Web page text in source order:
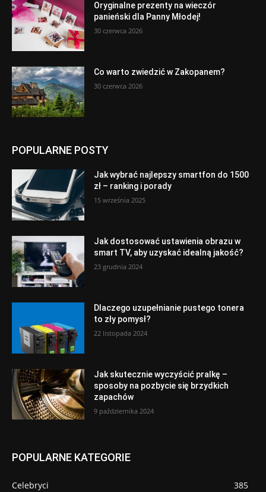
Oryginalne prezenty na wieczór
panieński dla Panny Młodej!
30 czerwca 2026
Co warto zwiedzić w Zakopanem?
30 czerwca 2026
POPULARNE POSTY
Jak wybrać najlepszy smartfon do 1500
zł – ranking i porady
15 września 2025
Jak dostosować ustawienia obrazu w
smart TV, aby uzyskać idealną jakość?
23 grudnia 2024
Dlaczego uzupełnianie pustego tonera
to zły pomysł?
22 listopada 2024
Jak skutecznie wyczyścić pralkę –
sposoby na pozbycie się brzydkich
zapachów
9 października 2024
POPULARNE KATEGORIE
Celebryci
385